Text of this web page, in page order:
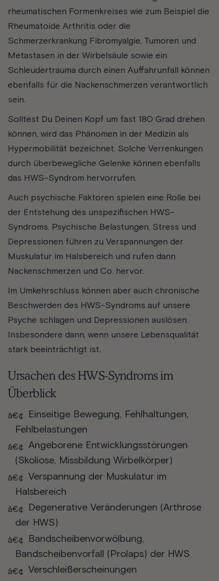
rheumatischen Formenkreises wie zum Beispiel die
Rheumatoide Arthritis oder die
Schmerzerkrankung Fibromyalgie, Tumoren und
Metastasen in der Wirbelsäule sowie ein
Schleudertrauma durch einen Auffahrunfall können
ebenfalls für die Nackenschmerzen verantwortlich
sein.
Solltest Du Deinen Kopf um fast 180 Grad drehen
können, wird das Phänomen in der Medizin als
Hypermobilität bezeichnet. Solche Verrenkungen
durch überbewegliche Gelenke können ebenfalls
das HWS-Syndrom hervorrufen.
Auch psychische Faktoren spielen eine Rolle bei
der Entstehung des unspezifischen HWS-
Syndroms. Psychische Belastungen, Stress und
Depressionen führen zu Verspannungen der
Muskulatur im Halsbereich und rufen dann
Nackenschmerzen und Co. hervor.
Im Umkehrschluss können aber auch chronische
Beschwerden des HWS-Syndroms auf unsere
Psyche schlagen und Depressionen auslösen.
Insbesondere dann, wenn unsere Lebensqualität
stark beeinträchtigt ist.
Ursachen des HWS-Syndroms im
Überblick
Einseitige Bewegung, Fehlhaltungen,
Fehlbelastungen
Angeborene Entwicklungsstörungen
(Skoliose, Missbildung Wirbelkörper)
Verspannung der Muskulatur im
Halsbereich
Degenerative Veränderungen (Arthrose
der HWS)
Bandscheibenvorwölbung,
Bandscheibenvorfall (Prolaps) der HWS
Verschleißerscheinungen